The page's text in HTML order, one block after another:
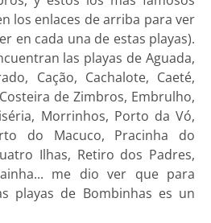
los enlaces de arriba para ver
en cada una de estas playas).
las playas de Aguada,
Cação, Cachalote, Caeté,
de Zimbros, Embrulho,
Morrinhos, Porto da Vó,
do Macuco, Pracinha do
Ilhas, Retiro dos Padres,
me dio ver que para
playas de Bombinhas es un